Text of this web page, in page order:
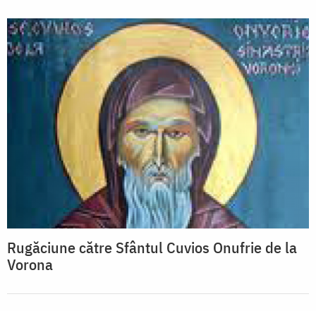
Rugăciune către Sfântul Cuvios Onufrie de la
Vorona